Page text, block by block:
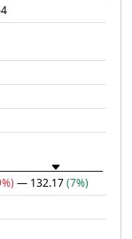
— 132.17(7%)